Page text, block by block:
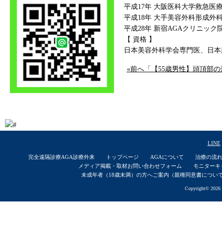
平成17年 大阪医科大学救急医
平成18年 大手美容外科形成外
平成28年 新宿AGAクリニック
【 資格 】
日本美容外科学会専門医、日
«前へ「【55歳男性】頭頂部
LINE
完全遠隔診療AGA診療外来 トップページ AGAについて
治療の流れ
メディア掲載・取材お問い合わせフォーム
モニターキ
未成年者（18歳未満）の方へご案内（親権同意書につい
Copyright© 2026